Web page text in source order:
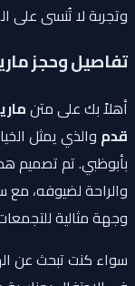
وتجربة لا تُنسى على
تفاصيل وحجز مارين 7 في
أهلاً بك على متن
قدموالذي يمثل
بأبوظبي. تم تصميم
والراحة لضيوفه، مع
وجهة مثالية للتجمعات
سواء كنت تبحث عن